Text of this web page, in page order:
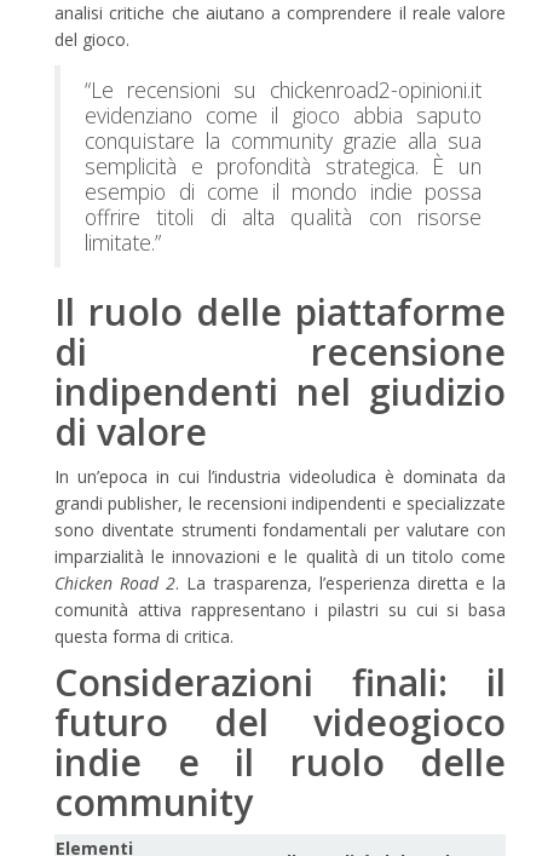
analisi critiche che aiutano a comprendere il reale valore
del gioco.
“Le recensioni su chickenroad2-opinioni.it
evidenziano come il gioco abbia saputo
conquistare la community grazie alla sua
semplicità e profondità strategica. È un
esempio di come il mondo indie possa
offrire titoli di alta qualità con risorse
limitate.”
Il ruolo delle piattaforme
di recensione
indipendenti nel giudizio
di valore
In un’epoca in cui l’industria videoludica è dominata da
grandi publisher, le recensioni indipendenti e specializzate
sono diventate strumenti fondamentali per valutare con
imparzialità le innovazioni e le qualità di un titolo come
Chicken Road 2. La trasparenza, l’esperienza diretta e la
comunità attiva rappresentano i pilastri su cui si basa
questa forma di critica.
Considerazioni finali: il
futuro del videogioco
indie e il ruolo delle
community
Elementi